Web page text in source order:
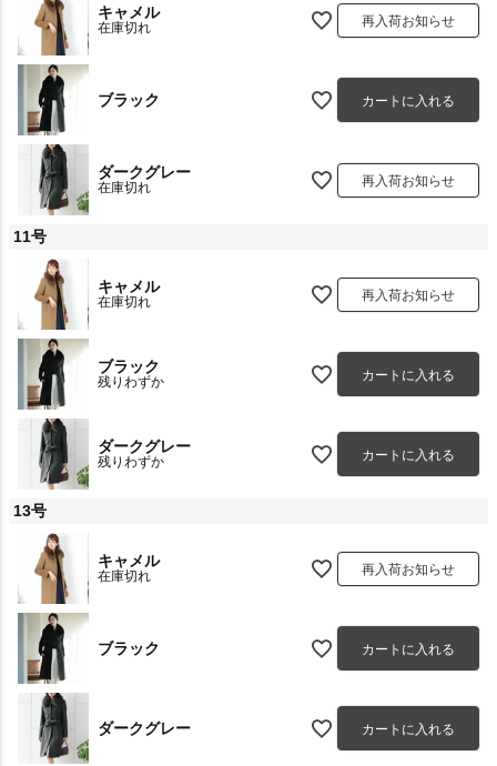
キャメル
在庫切れ 再入荷お知らせ
ブラック カートに入れる
ダークグレー
在庫切れ 再入荷お知らせ
11号
キャメル
在庫切れ 再入荷お知らせ
ブラック
残りわずか カートに入れる
ダークグレー
残りわずか カートに入れる
13号
キャメル
在庫切れ 再入荷お知らせ
ブラック カートに入れる
ダークグレー カートに入れる